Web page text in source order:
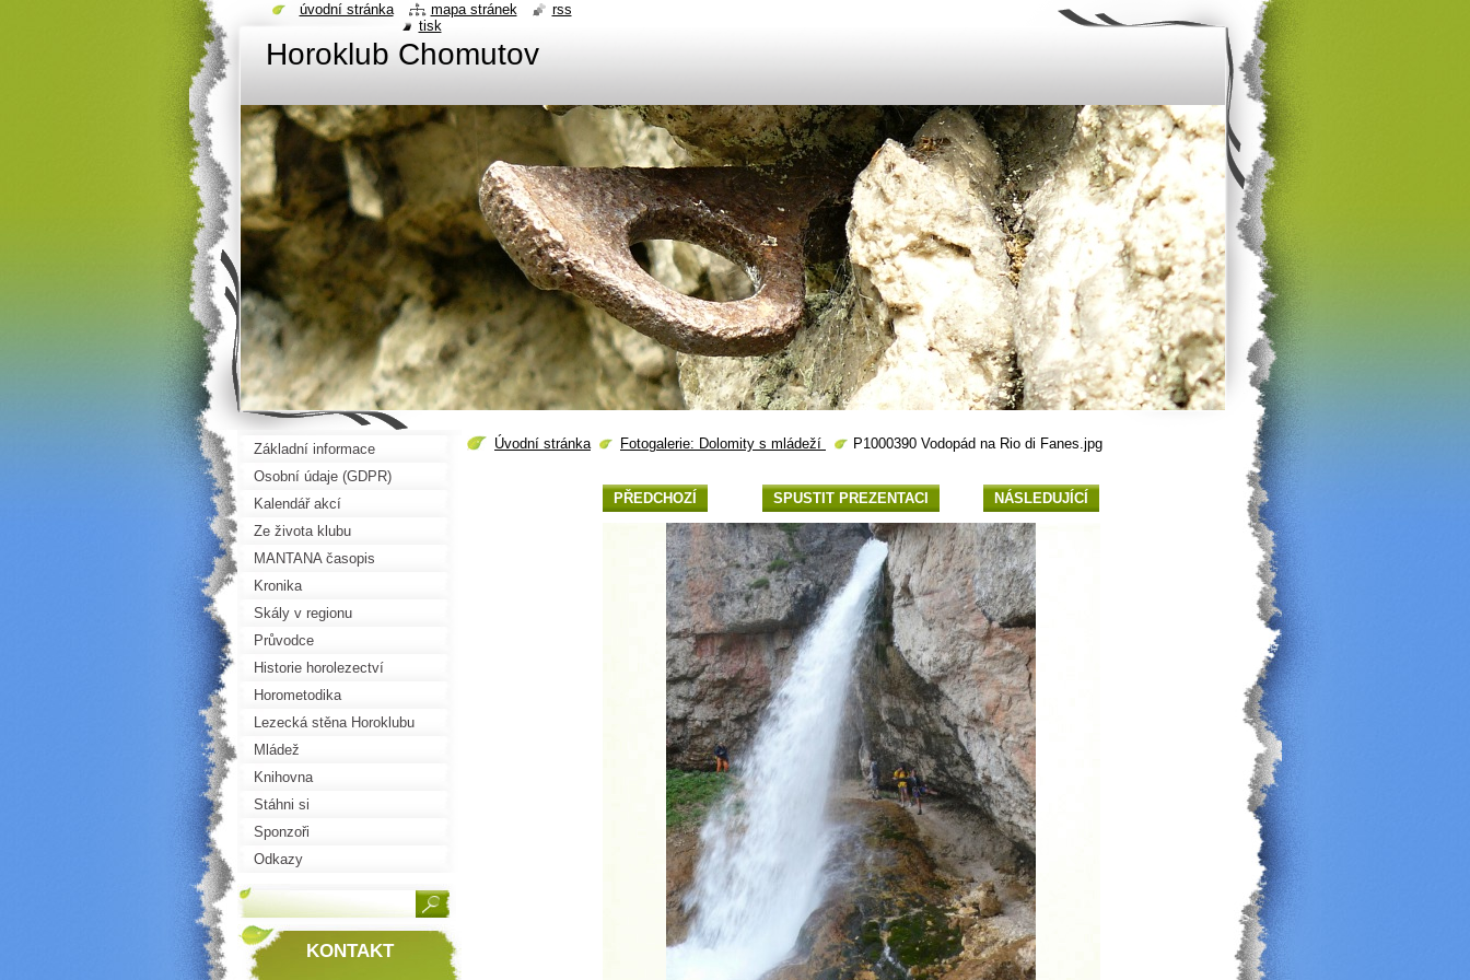
Horoklub Chomutov
Úvodní stránka Fotogalerie: Dolomity s mládeží P1000390 Vodopád na Rio di Fanes.jpg
PŘEDCHOZÍ SPUSTIT PREZENTACI NÁSLEDUJÍCÍ
Základní informace
Osobní údaje (GDPR)
Kalendář akcí
Ze života klubu
MANTANA časopis
Kronika
Skály v regionu
Průvodce
Historie horolezectví
Horometodika
Lezecká stěna Horoklubu
Mládež
Knihovna
Stáhni si
Sponzoři
Odkazy
KONTAKT
úvodní stránka mapa stránek
rss
tisk